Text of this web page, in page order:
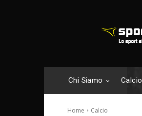
Chi Siamo Calcio
Home Calcio